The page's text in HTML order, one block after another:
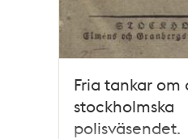
Fria tankar om
stockholmska
polisväsendet.